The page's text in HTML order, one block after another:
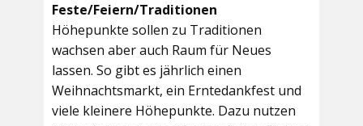
Feste/Feiern/Traditionen
Höhepunkte sollen zu Traditionen
wachsen aber auch Raum für Neues
lassen. So gibt es jährlich einen
Weihnachtsmarkt, ein Erntedankfest und
viele kleinere Höhepunkte. Dazu nutzen